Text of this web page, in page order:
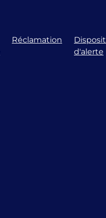
Réclamation
d'alerte